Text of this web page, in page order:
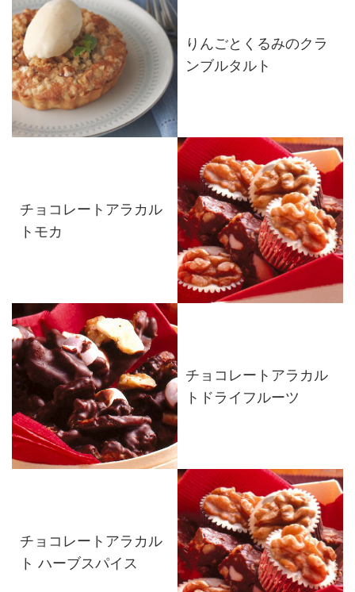
りんごとくるみのクラ
ンブルタルト
チョコレートアラカル
トモカ
チョコレートアラカル
トドライフルーツ
チョコレートアラカル
ト ハーブスパイス